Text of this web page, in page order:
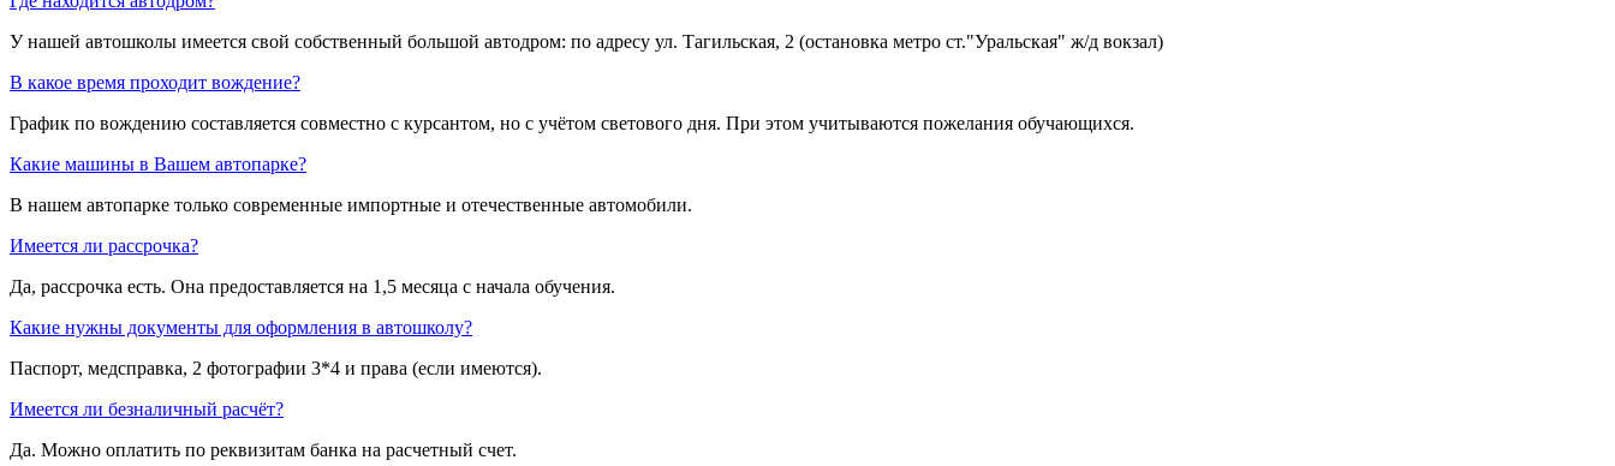
У нашей автошколы имеется свой собственный большой автодром: по адресу ул. Тагильская, 2 (остановка метро ст."Уральская" ж/д вокзал)
В какое время проходит вождение?
График по вождению составляется совместно с курсантом, но с учётом светового дня. При этом учитываются пожелания обучающихся.
Какие машины в Вашем автопарке?
В нашем автопарке только современные импортные и отечественные автомобили.
Имеется ли рассрочка?
Да, рассрочка есть. Она предоставляется на 1,5 месяца с начала обучения.
Какие нужны документы для оформления в автошколу?
Паспорт, медсправка, 2 фотографии 3*4 и права (если имеются).
Имеется ли безналичный расчёт?
Да. Можно оплатить по реквизитам банка на расчетный счет.